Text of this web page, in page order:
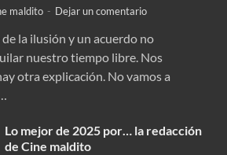
maldito - Dejar un comentario
la ilusión y un acuerdo no
nuestro tiempo libre. Nos
otra explicación. No vamos a
Lo mejor de 2025 por… la redacción
de Cine maldito